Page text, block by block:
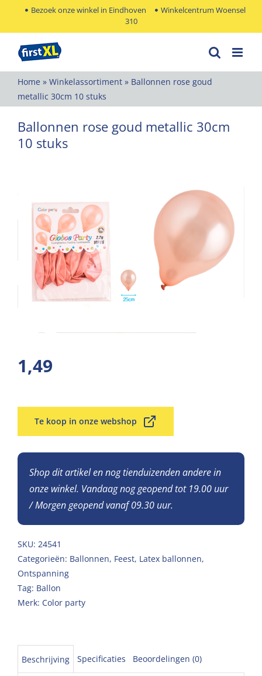
Bezoek onze winkel in Eindhoven
Winkelcentrum Woensel
310
Home » Winkelassortiment » Ballonnen rose goud
metallic 30cm 10 stuks
Ballonnen rose goud metallic 30cm
10 stuks
1,49
Te koop in onze webshop
Shop dit artikel en nog tienduizenden andere in
onze winkel. Vandaag nog geopend tot 19.00 uur
/ Morgen geopend vanaf 09.30 uur.
SKU: 24541
Categorieën: Ballonnen, Feest, Latex ballonnen,
Ontspanning
Tag: Ballon
Merk: Color party
Beschrijving Specificaties Beoordelingen (0)